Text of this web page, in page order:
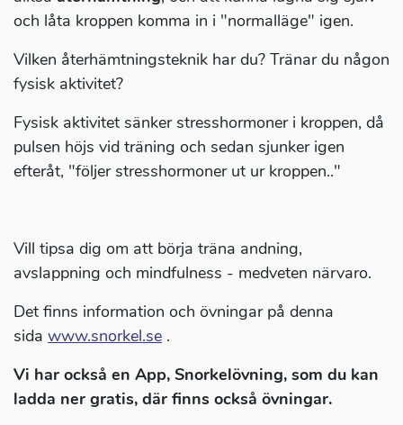
och låta kroppen komma in i "normalläge" igen.
Vilken återhämtningsteknik har du? Tränar du någon
fysisk aktivitet?
Fysisk aktivitet sänker stresshormoner i kroppen, då
pulsen höjs vid träning och sedan sjunker igen
efteråt, "följer stresshormoner ut ur kroppen.."
Vill tipsa dig om att börja träna andning,
avslappning och mindfulness - medveten närvaro.
Det finns information och övningar på denna
sida www.snorkel.se .
Vi har också en App, Snorkelövning, som du kan
ladda ner gratis, där finns också övningar.